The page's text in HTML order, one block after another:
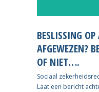
BESLISSING
AFGEWEZEN?
OF NIET….
Sociaal
Laat een bericht